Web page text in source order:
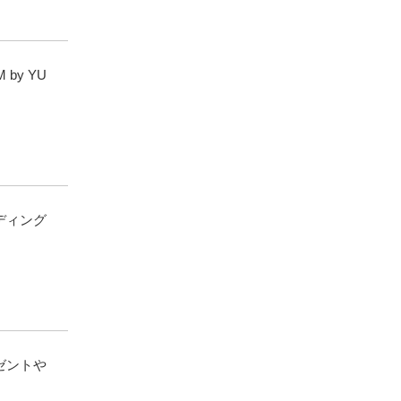
by YU
ィング
ントや